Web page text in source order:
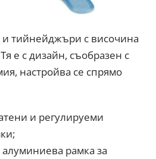
и тийнейджъри с височина
е с дизайн, съобразен с
настройва се спрямо
и регулируеми
рамка за